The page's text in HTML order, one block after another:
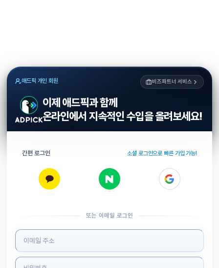
애드픽 개인 회원 비즈파트너 서비스
이제 애드픽과 함께
온라인에서 지속적인 수입을 올려보세요!
간편 로그인 소셜 로그인으로 빠른 가입 가능!
또는 이메일 로그인
로그인 정보 입력